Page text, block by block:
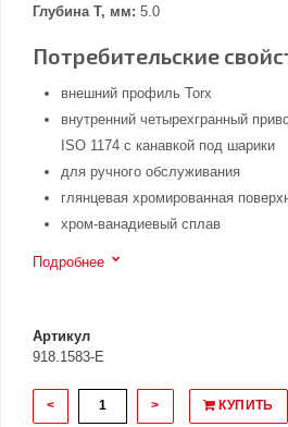
Глубина Т, мм: 5.0
Потребительские
внешний профиль Torx
внутренний четырехгранный
ISO 1174 с канавкой под шарики
для ручного обслуживания
глянцевая хромированная
хром-ванадиевый сплав
Подробнее
Артикул
918.1583-E
< > КУПИТЬ